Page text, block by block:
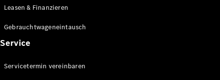
Leasen & Finanzieren
Gebrauchtwageneintausch
Service
Servicetermin vereinbaren